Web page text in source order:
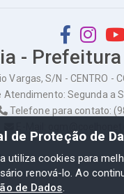
-
Vargas, S/N - CENTRO -
Atendimento: Segunda a
Telefone para contato:
Proteção de
utiliza cookies para
renová-lo. Ao
de Dados.